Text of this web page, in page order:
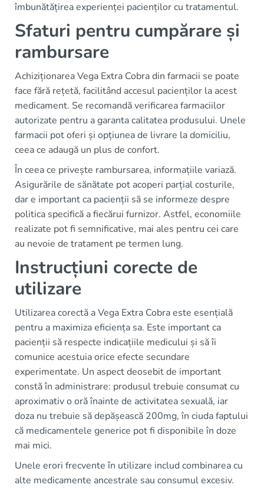
îmbunătățirea experienței pacienților cu tratamentul.
Sfaturi pentru cumpărare și
rambursare
Achiziționarea Vega Extra Cobra din farmacii se poate
face fără rețetă, facilitând accesul pacienților la acest
medicament. Se recomandă verificarea farmaciilor
autorizate pentru a garanta calitatea produsului. Unele
farmacii pot oferi și opțiunea de livrare la domiciliu,
ceea ce adaugă un plus de confort.
În ceea ce privește rambursarea, informațiile variază.
Asigurările de sănătate pot acoperi parțial costurile,
dar e important ca pacienții să se informeze despre
politica specifică a fiecărui furnizor. Astfel, economiile
realizate pot fi semnificative, mai ales pentru cei care
au nevoie de tratament pe termen lung.
Instrucțiuni corecte de
utilizare
Utilizarea corectă a Vega Extra Cobra este esențială
pentru a maximiza eficiența sa. Este important ca
pacienții să respecte indicațiile medicului și să îi
comunice acestuia orice efecte secundare
experimentate. Un aspect deosebit de important
constă în administrare: produsul trebuie consumat cu
aproximativ o oră înainte de activitatea sexuală, iar
doza nu trebuie să depășească 200mg, în ciuda faptului
că medicamentele generice pot fi disponibile în doze
mai mici.
Unele erori frecvente în utilizare includ combinarea cu
alte medicamente ancestrale sau consumul excesiv.